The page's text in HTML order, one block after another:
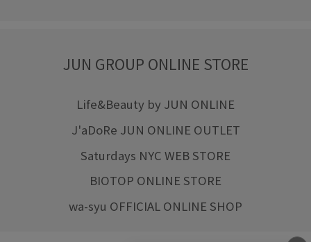
JUN GROUP ONLINE STORE
Life&Beauty by JUN ONLINE
J'aDoRe JUN ONLINE OUTLET
Saturdays NYC WEB STORE
BIOTOP ONLINE STORE
wa-syu OFFICIAL ONLINE SHOP